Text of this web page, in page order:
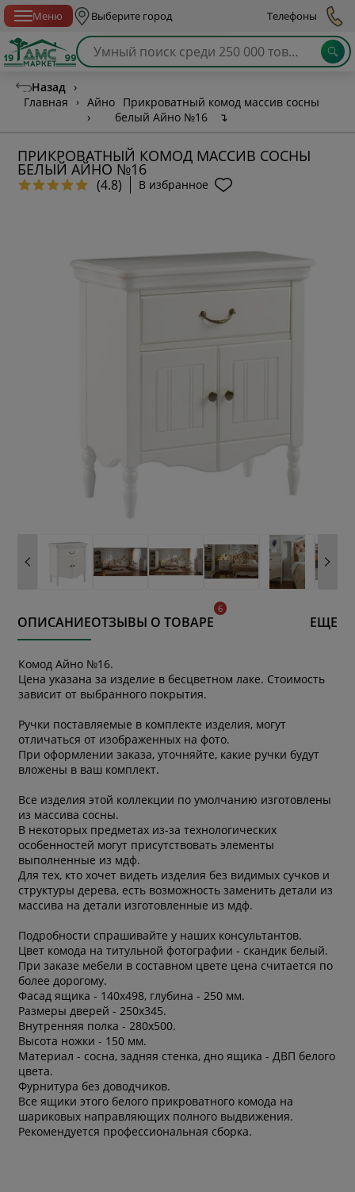
Меню Выберите город Телефоны
Назад ›
Главная
› Айно
›
Прикроватный комод массив сосны
белый Айно №16
↴
ПРИКРОВАТНЫЙ КОМОД МАССИВ СОСНЫ
БЕЛЫЙ АЙНО №16
(4.8) В избранное
ОПИСАНИЕОТЗЫВЫ О ТОВАРЕ ЕЩЕ
Комод Айно №16.
Цена указана за изделие в бесцветном лаке. Стоимость
зависит от выбранного покрытия.
Ручки поставляемые в комплекте изделия, могут
отличаться от изображенных на фото.
При оформлении заказа, уточняйте, какие ручки будут
вложены в ваш комплект.
Все изделия этой коллекции по умолчанию изготовлены
из массива сосны.
В некоторых предметах из-за технологических
особенностей могут присутствовать элементы
выполненные из мдф.
Для тех, кто хочет видеть изделия без видимых сучков и
структуры дерева, есть возможность заменить детали из
массива на детали изготовленные из мдф.
Подробности спрашивайте у наших консультантов.
Цвет комода на титульной фотографии - скандик белый.
При заказе мебели в составном цвете цена считается по
более дорогому.
Фасад ящика - 140х498, глубина - 250 мм.
Размеры дверей - 250х345.
Внутренняя полка - 280х500.
Высота ножки - 150 мм.
Материал - сосна, задняя стенка, дно ящика - ДВП белого
цвета.
Фурнитура без доводчиков.
Все ящики этого белого прикроватного комода на
шариковых направляющих полного выдвижения.
Рекомендуется профессиональная сборка.